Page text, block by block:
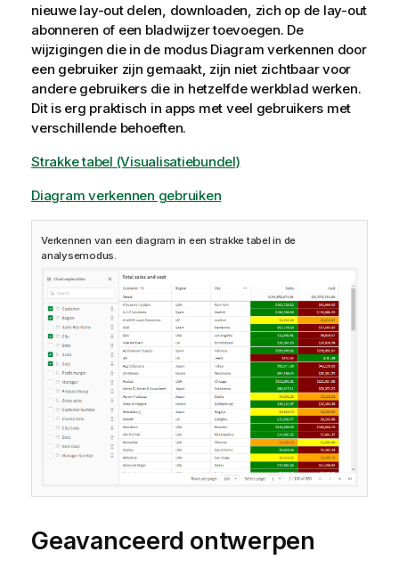
nieuwe lay-out delen, downloaden, zich op de lay-out
abonneren of een bladwijzer toevoegen. De
wijzigingen die in de modus Diagram verkennen door
een gebruiker zijn gemaakt, zijn niet zichtbaar voor
andere gebruikers die in hetzelfde werkblad werken.
Dit is erg praktisch in apps met veel gebruikers met
verschillende behoeften.
Strakke tabel (Visualisatiebundel)
Diagram verkennen gebruiken
Verkennen van een diagram in een strakke tabel in de
analysemodus.
Geavanceerd ontwerpen